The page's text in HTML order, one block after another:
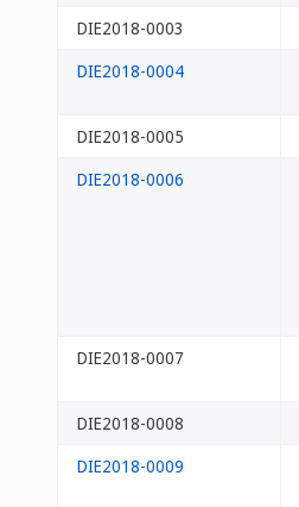
DIE2018-0003
DIE2018-0004
DIE2018-0005
DIE2018-0006
DIE2018-0007
DIE2018-0008
DIE2018-0009